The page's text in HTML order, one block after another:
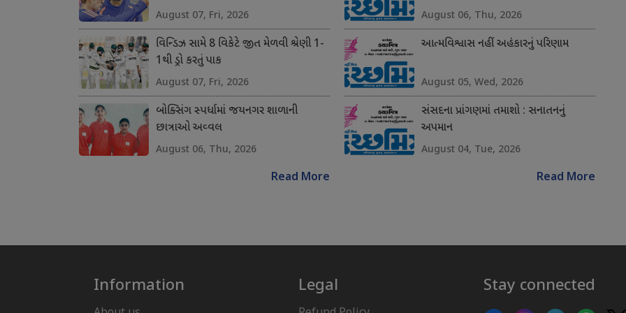
August 07, Fri, 2026
વિન્ડિઝ સામે 8 વિકેટે જીત મેળવી શ્રેણી 1-
1થી ડ્રો કરતું પાક
August 07, Fri, 2026
બોક્સિંગ સ્પર્ધામાં જયનગર શાળાની
છાત્રાઓ અવ્વલ
August 06, Thu, 2026
Read More
August 06, Thu, 2026
આત્મવિશ્વાસ નહીં અહંકારનું પરિણામ
August 05, Wed, 2026
સંસદના પ્રાંગણમાં તમાશો : સનાતનનું
અપમાન
August 04, Tue, 2026
Read More
Information Legal Stay connected